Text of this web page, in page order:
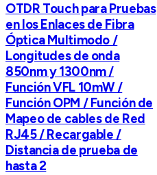
OTDR Touch para Pruebas
en los Enlaces de Fibra
Óptica Multimodo /
Longitudes de onda
850nm y 1300nm /
Función VFL 10mW /
Función OPM / Función de
Mapeo de cables de Red
RJ45 / Recargable /
Distancia de prueba de
hasta 2